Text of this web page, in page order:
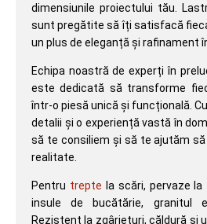
dimensiunile proiectului tău.
sunt pregătite să îți satisfacă
un plus de eleganță și rafinament
Echipa noastră de experți în
este dedicată să transforme
într-o piesă unică și funcțională.
detalii și o experiență vastă în
să te consiliem și să te ajutăm
realitate.
Pentru trepte la scări, pervaze
insule de bucătărie, granitul
Rezistent la zgârieturi, căldură și